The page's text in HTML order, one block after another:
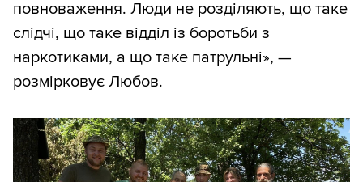
повноваження. Люди не розділяють, що таке
слідчі, що таке відділ із боротьби з
наркотиками, а що таке патрульні», —
розмірковує Любов.